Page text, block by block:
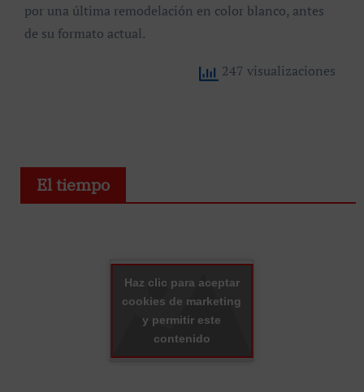
por una última remodelación en color blanco, antes
de su formato actual.
247 visualizaciones
El tiempo
Haz clic para aceptar
cookies de marketing
y permitir este
contenido